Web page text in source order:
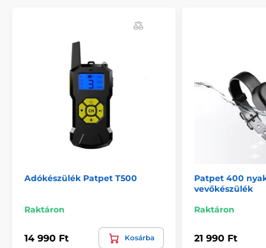
Adókészülék Patpet T500
Raktáron
14 990 Ft Kosárba
Patpet 400
vevőkészülék
Raktáron
21 990 Ft